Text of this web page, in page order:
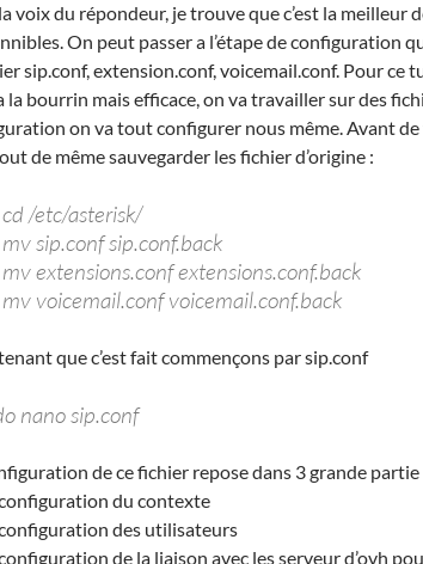
voix du répondeur, je trouve que c’est la meilleur
On peut passer a l’étape de configuration
sip.conf, extension.conf, voicemail.conf. Pour ce
la bourrin mais efficace, on va travailler sur des
on va tout configurer nous même. Avant de
de même sauvegarder les fichier d’origine :
/etc/asterisk/
sip.conf sip.conf.back
extensions.conf extensions.conf.back
voicemail.conf voicemail.conf.back
que c’est fait commençons par sip.conf
nano sip.conf
de ce fichier repose dans 3 grande partie
du contexte
des utilisateurs
de la liaison avec les serveur d’ovh